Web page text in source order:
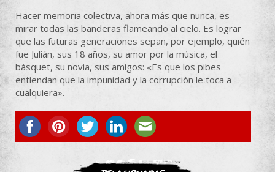
Hacer memoria colectiva, ahora más que nunca, es
mirar todas las banderas flameando al cielo. Es lograr
que las futuras generaciones sepan, por ejemplo, quién
fue Julián, sus 18 años, su amor por la música, el
básquet, su novia, sus amigos: «Es que los pibes
entiendan que la impunidad y la corrupción le toca a
cualquiera».
ASOCIATE